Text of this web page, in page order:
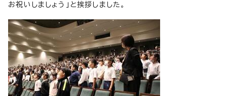
お祝いしましょう」と挨拶しました。